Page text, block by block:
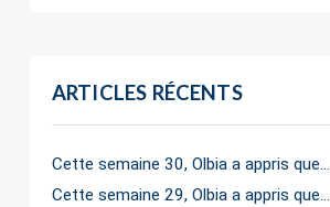
ARTICLES RÉCENTS
Cette semaine 30, Olbia a appris que…
Cette semaine 29, Olbia a appris que…